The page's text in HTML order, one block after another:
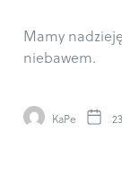
Mamy
niebawem.
KaPe